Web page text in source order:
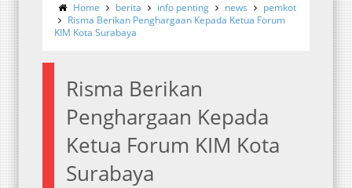
Home berita info penting news
pemkot
Risma Berikan Penghargaan Kepada Ketua Forum
KIM Kota Surabaya
Risma Berikan
Penghargaan Kepada
Ketua Forum KIM Kota
Surabaya